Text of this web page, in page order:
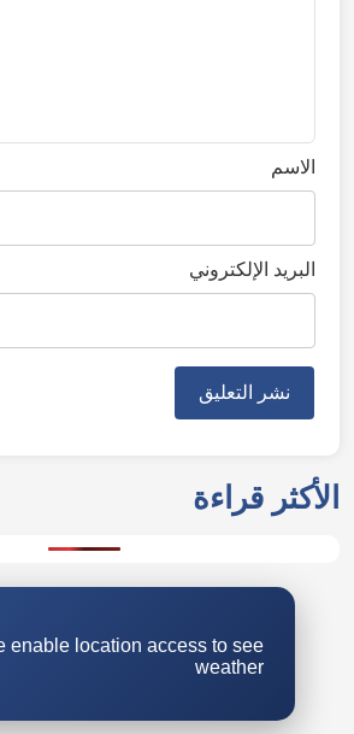
الاسم
البريد الإلكتروني